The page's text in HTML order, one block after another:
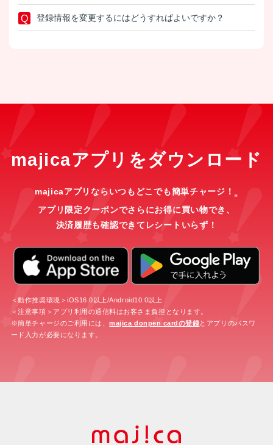
登録情報を変更するにはどうすればよいですか？
majicaアプリをダウンロード
majicaアプリならいつもどこでも簡単チャージ！ ※
アプリ限定クーポンでさらにお得に買い物でき、
決済履歴も確認できてレシートいらず！
＜動作推奨環境＞iOS16.0以上/Android10.0以上
＜注意事項＞アプリ利用の通信料はお客さま負担となります。
※簡単チャージのご利用には、majica donpen cardの登録とアプリのパスワ
ード入力が必要になります。